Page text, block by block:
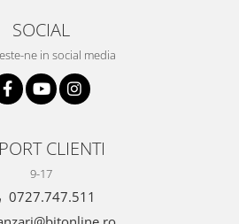
SOCIAL
ne in social media
CLIENTI
9-17
0727.747.511